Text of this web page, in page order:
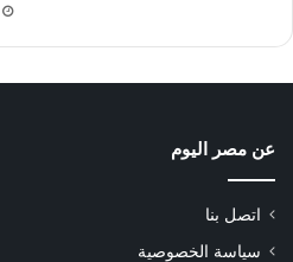
عن مصر اليوم
اتصل بنا
سياسة الخصوصية